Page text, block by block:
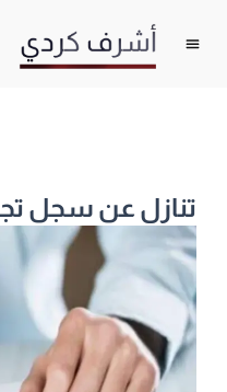
تنازل عن سجل